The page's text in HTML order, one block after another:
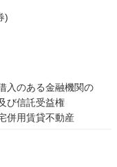
)
入のある金融機関の
び信託受益権
併用賃貸不動産